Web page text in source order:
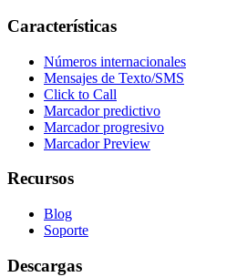
Características
Números internacionales
Mensajes de Texto/SMS
Click to Call
Marcador predictivo
Marcador progresivo
Marcador Preview
Recursos
Blog
Soporte
Descargas